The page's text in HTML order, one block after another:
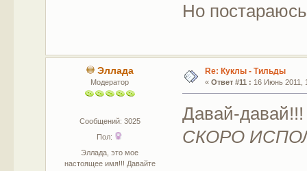
Но
Эллада
Модератор
Сообщений: 3025
Пол:
Эллада, это мое
настоящее имя!!! Давайте
Re: Куклы - Тильды
« Ответ #11 : 16 Июнь 2011,
Давай-
СКОРО